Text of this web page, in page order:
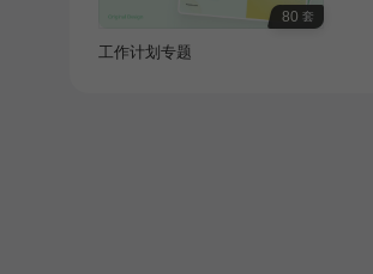
80 套
工作计划专题